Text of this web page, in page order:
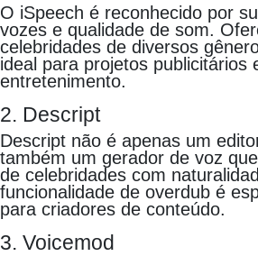
O iSpeech é reconhecido por
vozes e qualidade de som.
celebridades de diversos
ideal para projetos publicitários
entretenimento.
2. Descript
Descript não é apenas um
também um gerador de voz
de celebridades com
funcionalidade de overdub é
para criadores de conteúdo.
3. Voicemod